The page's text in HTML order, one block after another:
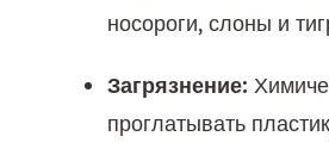
носороги, слоны и
Загрязнение:
проглатывать